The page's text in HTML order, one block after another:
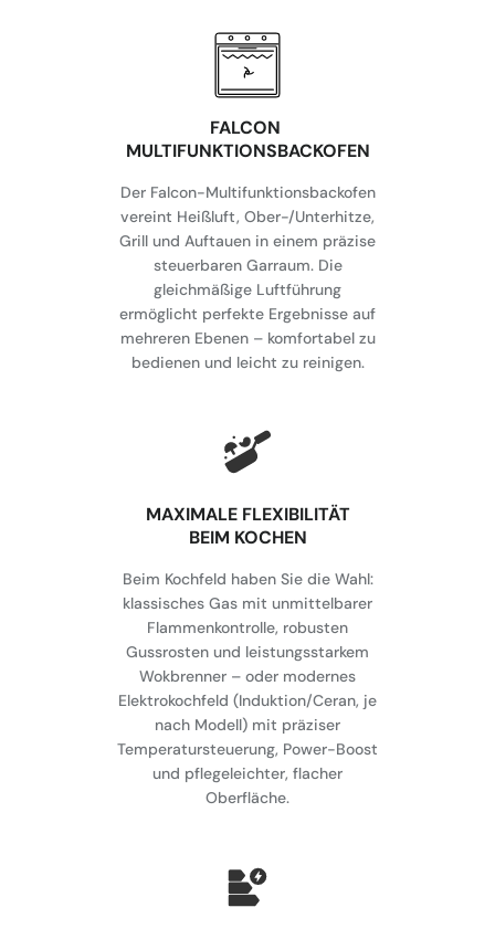
FALCON
MULTIFUNKTIONSBACKOFEN
Der Falcon-Multifunktionsbackofen
vereint Heißluft, Ober-/Unterhitze,
Grill und Auftauen in einem präzise
steuerbaren Garraum. Die
gleichmäßige Luftführung
ermöglicht perfekte Ergebnisse auf
mehreren Ebenen – komfortabel zu
bedienen und leicht zu reinigen.
MAXIMALE FLEXIBILITÄT
BEIM KOCHEN
Beim Kochfeld haben Sie die Wahl:
klassisches Gas mit unmittelbarer
Flammenkontrolle, robusten
Gussrosten und leistungsstarkem
Wokbrenner – oder modernes
Elektrokochfeld (Induktion/Ceran, je
nach Modell) mit präziser
Temperatursteuerung, Power-Boost
und pflegeleichter, flacher
Oberfläche.